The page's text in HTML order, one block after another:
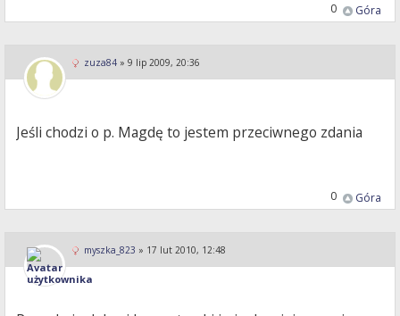
Góra
0
zuza84 » 9 lip 2009, 20:36
Jeśli chodzi o p. Magdę to jestem przeciwnego zdania
Góra
0
myszka_823 » 17 lut 2010, 12:48